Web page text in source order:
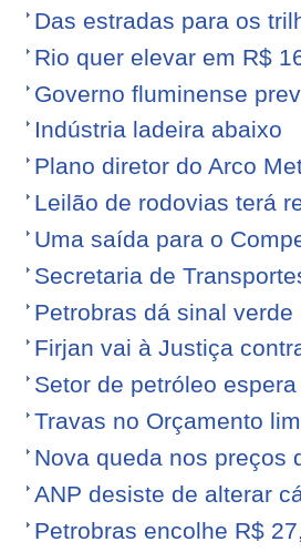
Das estradas para os
Rio quer elevar em R$
Governo fluminense
Indústria ladeira abaixo
Plano diretor do Arco
Leilão de rodovias terá
Uma saída para o
Secretaria de
Petrobras dá sinal
Firjan vai à Justiça
Setor de petróleo
Travas no Orçamento
Nova queda nos preços
ANP desiste de alterar
Petrobras encolhe R$